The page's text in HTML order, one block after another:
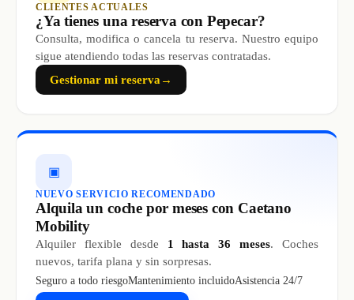
CLIENTES ACTUALES
¿Ya tienes una reserva con Pepecar?
Consulta, modifica o cancela tu reserva. Nuestro equipo
sigue atendiendo todas las reservas contratadas.
Gestionar mi reserva →
▣
NUEVO SERVICIO RECOMENDADO
Alquila un coche por meses con Caetano
Mobility
Alquiler flexible desde 1 hasta 36 meses. Coches
nuevos, tarifa plana y sin sorpresas.
Seguro a todo riesgoMantenimiento incluidoAsistencia 24/7